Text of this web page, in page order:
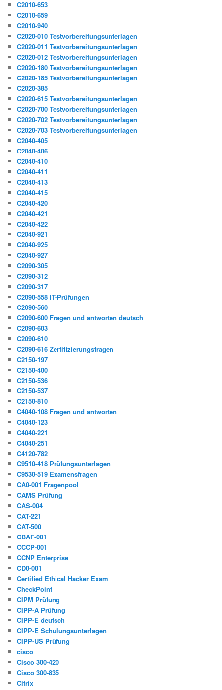
C2010-653
C2010-659
C2010-940
C2020-010 Testvorbereitungsunterlagen
C2020-011 Testvorbereitungsunterlagen
C2020-012 Testvorbereitungsunterlagen
C2020-180 Testvorbereitungsunterlagen
C2020-185 Testvorbereitungsunterlagen
C2020-385
C2020-615 Testvorbereitungsunterlagen
C2020-700 Testvorbereitungsunterlagen
C2020-702 Testvorbereitungsunterlagen
C2020-703 Testvorbereitungsunterlagen
C2040-405
C2040-406
C2040-410
C2040-411
C2040-413
C2040-415
C2040-420
C2040-421
C2040-422
C2040-921
C2040-925
C2040-927
C2090-305
C2090-312
C2090-317
C2090-558 IT-Prüfungen
C2090-560
C2090-600 Fragen und antworten deutsch
C2090-603
C2090-610
C2090-616 Zertifizierungsfragen
C2150-197
C2150-400
C2150-536
C2150-537
C2150-810
C4040-108 Fragen und antworten
C4040-123
C4040-221
C4040-251
C4120-782
C9510-418 Prüfungsunterlagen
C9530-519 Examensfragen
CA0-001 Fragenpool
CAMS Prüfung
CAS-004
CAT-221
CAT-500
CBAF-001
CCCP-001
CCNP Enterprise
CD0-001
Certified Ethical Hacker Exam
CheckPoint
CIPM Prüfung
CIPP-A Prüfung
CIPP-E deutsch
CIPP-E Schulungsunterlagen
CIPP-US Prüfung
cisco
Cisco 300-420
Cisco 300-835
Citrix